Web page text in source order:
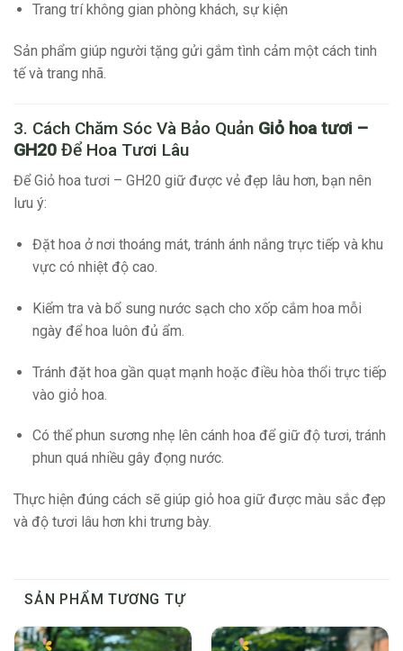
Trang trí không gian phòng khách, sự kiện
Sản phẩm giúp người tặng gửi gắm tình cảm một cách tinh
tế và trang nhã.
3. Cách Chăm Sóc Và Bảo Quản Giỏ hoa tươi –
GH20 Để Hoa Tươi Lâu
Để Giỏ hoa tươi – GH20 giữ được vẻ đẹp lâu hơn, bạn nên
lưu ý:
Đặt hoa ở nơi thoáng mát, tránh ánh nắng trực tiếp và khu
vực có nhiệt độ cao.
Kiểm tra và bổ sung nước sạch cho xốp cắm hoa mỗi
ngày để hoa luôn đủ ẩm.
Tránh đặt hoa gần quạt mạnh hoặc điều hòa thổi trực tiếp
vào giỏ hoa.
Có thể phun sương nhẹ lên cánh hoa để giữ độ tươi, tránh
phun quá nhiều gây đọng nước.
Thực hiện đúng cách sẽ giúp giỏ hoa giữ được màu sắc đẹp
và độ tươi lâu hơn khi trưng bày.
SẢN PHẨM TƯƠNG TỰ